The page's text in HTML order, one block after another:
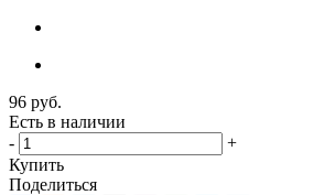
96 руб.
Есть в наличии
-
+
Купить
Поделиться